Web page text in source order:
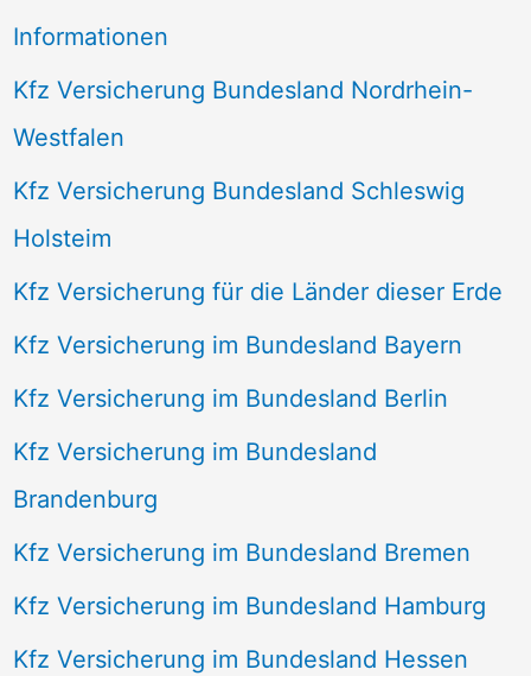
Informationen
Kfz Versicherung Bundesland Nordrhein-
Westfalen
Kfz Versicherung Bundesland Schleswig
Holsteim
Kfz Versicherung für die Länder dieser Erde
Kfz Versicherung im Bundesland Bayern
Kfz Versicherung im Bundesland Berlin
Kfz Versicherung im Bundesland
Brandenburg
Kfz Versicherung im Bundesland Bremen
Kfz Versicherung im Bundesland Hamburg
Kfz Versicherung im Bundesland Hessen